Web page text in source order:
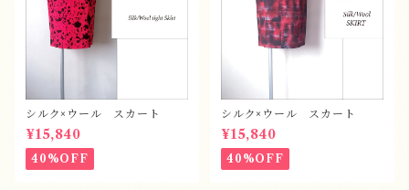
シルク×ウール スカート
¥15,840
40%OFF
シルク×ウール スカート
¥15,840
40%OFF